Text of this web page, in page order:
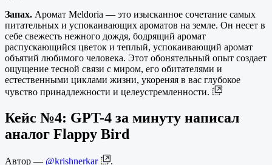
Запах. Аромат Meldoria — это изысканное сочетание самых
питательных и успокаивающих ароматов на земле. Он несет в
себе свежесть нежного дождя, бодрящий аромат
распускающийся цветок и теплый, успокаивающий аромат
объятий любимого человека. Этот обонятельный опыт создает
ощущение тесной связи с миром, его обитателями и
естественными циклами жизни, укореняя в вас глубокое
чувство принадлежности и целеустремленности.
Кейс №4: GPT-4 за минуту написал
аналог Flappy Bird
Автор — @krishnerkar
.